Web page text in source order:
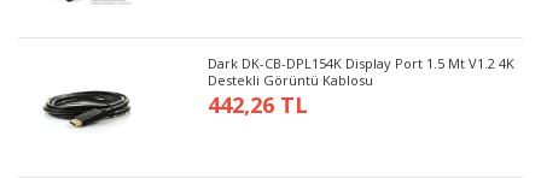
Dark DK-CB-DPL154K Display Port 1.5 Mt V1.2 4K
Destekli Görüntü Kablosu
442,26 TL